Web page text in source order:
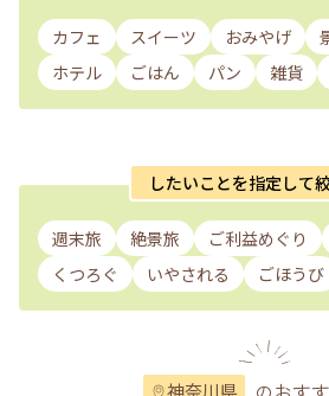
カフェ スイーツ おみやげ
ホテル
ごはん パン 雑貨
したいことを指定して
週末旅 絶景旅 ご利益めぐり
くつろぐ
いやされる ごほうび
神奈川県